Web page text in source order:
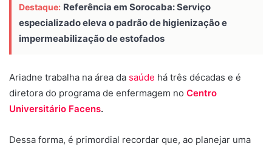
Destaque: Referência em Sorocaba: Serviço
especializado eleva o padrão de higienização e
impermeabilização de estofados
Ariadne trabalha na área da saúde há três décadas e é
diretora do programa de enfermagem no Centro
Universitário Facens.
Dessa forma, é primordial recordar que, ao planejar uma